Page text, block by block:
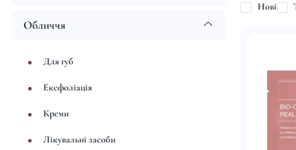
Нові
Обличчя
Для губ
Ексфоліація
Креми
Лікувальні засоби